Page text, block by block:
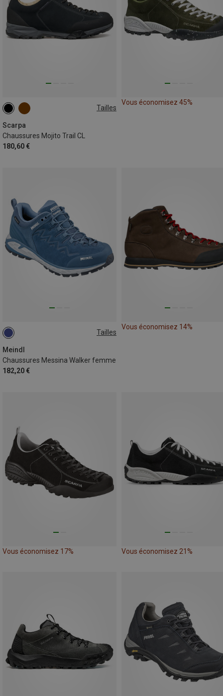
Tailles
Scarpa
Chaussures Mojito Trail CL
180,60 €
Vous économisez 45%
Tailles
Meindl
Chaussures Messina Walker femme
182,20 €
Vous économisez 14%
Vous économisez 17% Vous économisez 21%